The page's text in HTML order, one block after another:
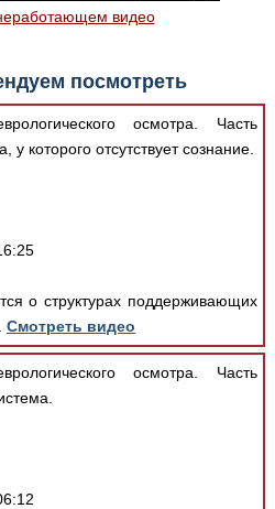
видео
посмотреть
осмотра. Часть
которого отсутствует сознание.
о структурах поддерживающих
Смотреть видео
осмотра. Часть